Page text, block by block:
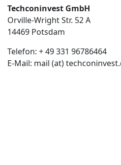
Techconinvest GmbH
Orville-Wright Str. 52 A
14469 Potsdam
Telefon: + 49 331 96786464
E-Mail: mail (at)